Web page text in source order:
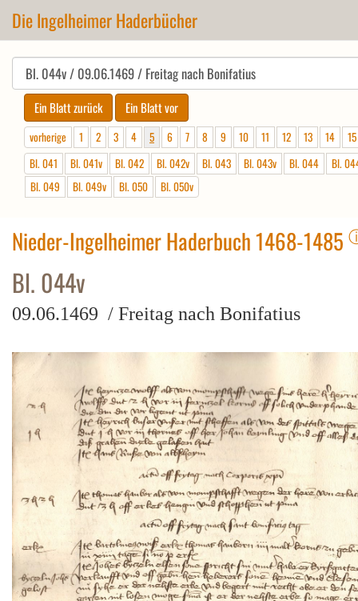
Die Ingelheimer Haderbücher
vorherige 1 2 3 4 5 6 7 8 9 10 11 12 13 14
15
Bl. 041
Bl. 041v Bl. 042 Bl. 042v Bl. 043 Bl. 043v Bl. 044
Bl.
Bl. 049
Bl. 049v Bl. 050 Bl. 050v
Nieder-Ingelheimer Haderbuch 1468-1485
Bl. 044v
09.06.1469 / Freitag nach Bonifatius